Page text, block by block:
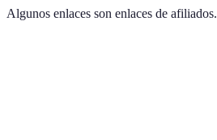
Algunos enlaces son enlaces de afiliados.